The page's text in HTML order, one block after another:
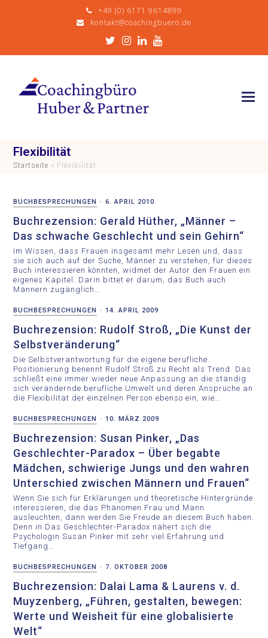
+49 (0) 6171 9614899
kontakt@coachingbuero.de
Twitter
Instagram
LinkedIn
Flexibilität
Startseite » Flexibilität
BUCHBESPRECHUNGEN · 6. APRIL 2010
Buchrezension: Gerald Hüther, „Männer –
Das schwache Geschlecht und sein Gehirn“
Im Wissen, dass Frauen insgesamt mehr Lesen und, dass
sie sich auch auf der Suche, Männer zu verstehen, für dieses
Buch interessieren könnten, widmet der Autor den Frauen ein
eigenes Kapitel. Darin bittet er darum, das Buch auch
Männern zugänglich…
BUCHBESPRECHUNGEN · 14. APRIL 2009
Buchrezension: Rudolf Stroß, „Die Kunst der
Selbstveränderung“
Die Selbstverantwortung für die eigene berufliche
Positionierung benennt Rudolf Stroß zu Recht als Trend. Das
schließt eine immer wieder neue Anpassung an die ständig
sich verändernde berufliche Umwelt und deren Ansprüche an
die Flexibilität der einzelnen Person ebenso ein, wie…
BUCHBESPRECHUNGEN · 10. MÄRZ 2009
Buchrezension: Susan Pinker, „Das
Geschlechter-Paradox – Über begabte
Mädchen, schwierige Jungs und den wahren
Unterschied zwischen Männern und Frauen“
Wenn Sie sich für Erklärungen und theoretische Hintergründe
interessieren, die das Phänomen Frau und Mann
ausleuchten, dann werden Sie Freude an diesem Buch haben.
Denn in Das Geschlechter-Paradox nähert sich die
Psychologin Susan Pinker mit sehr viel Erfahrung und
Tiefgang…
BUCHBESPRECHUNGEN · 7. OKTOBER 2008
Buchrezension: Dalai Lama & Laurens v. d.
Muyzenberg, „Führen, gestalten, bewegen:
Werte und Weisheit für eine globalisierte
Welt“